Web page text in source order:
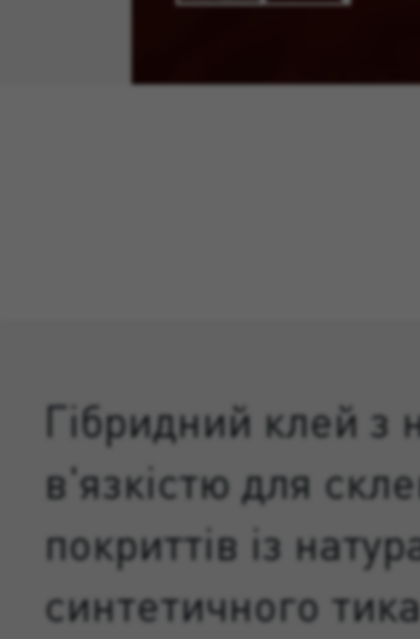
Гібридний клей з
в'язкістю для
покриттів із
синтетичного